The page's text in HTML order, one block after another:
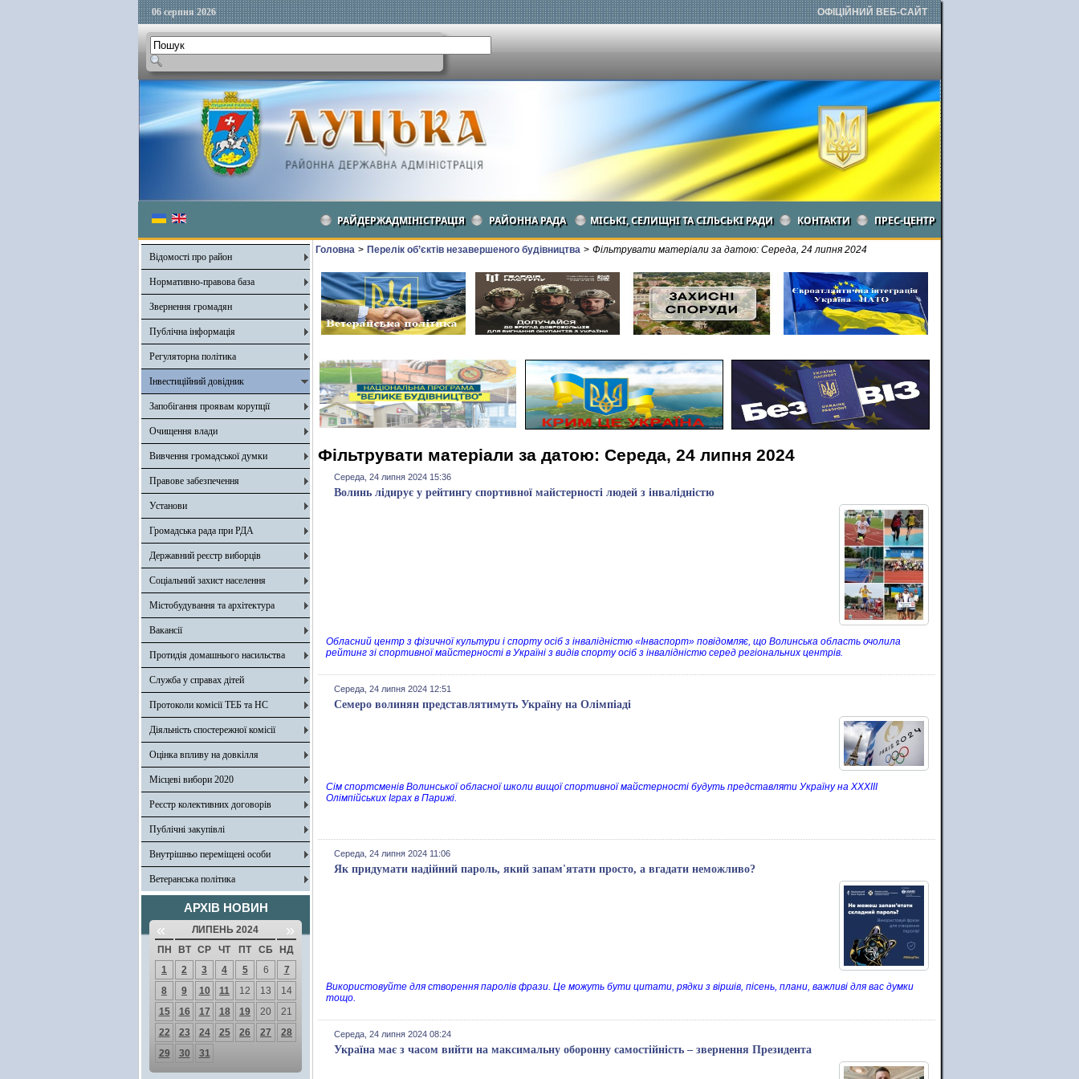
06 серпня 2026 ОФІЦІЙНИЙ ВЕБ-САЙТ
РАЙДЕРЖАДМІНІСТРАЦІЯ РАЙОННА РАДА МІСЬКІ, СЕЛИЩНІ ТА СІЛЬСЬКІ РАДИ КОНТАКТИ ПРЕС-ЦЕНТР
Відомості про район
Нормативно-правова база
Звернення громадян
Публічна інформація
Регуляторна політика
Інвестиційний довідник
Запобігання проявам корупції
Очищення влади
Вивчення громадської думки
Правове забезпечення
Установи
Громадська рада при РДА
Державний реєстр виборців
Соціальний захист населення
Містобудування та архітектура
Вакансії
Протидія домашнього насильства
Служба у справах дітей
Протоколи комісії ТЕБ та НС
Діяльність спостережної комісії
Оцінка впливу на довкілля
Місцеві вибори 2020
Реєстр колективних договорів
Публічні закупівлі
Внутрішньо переміщені особи
Ветеранська політика
АРХІВ НОВИН
« ЛИПЕНЬ 2024 »
ПН ВТ СР ЧТ ПТ СБ
НД
1
2 3 4 5 6
7
8
9 10 11 12 13
14
15
16 17 18 19 20
21
22
23 24 25 26 27
28
29
30 31
Головна > Перелік об’єктів незавершеного будівництва > Фільтрувати матеріали за датою: Середа, 24 липня 2024
Фільтрувати матеріали за датою: Середа, 24 липня 2024
Середа, 24 липня 2024 15:36
Волинь лідирує у рейтингу спортивної майстерності людей з інвалідністю
Обласний центр з фізичної культури і спорту осіб з інвалідністю «Інваспорт» повідомляє, що Волинська область очолила
рейтинг зі спортивної майстерності в Україні з видів спорту осіб з інвалідністю серед регіональних центрів.
Середа, 24 липня 2024 12:51
Семеро волинян представлятимуть Україну на Олімпіаді
Сім спортсменів Волинської обласної школи вищої спортивної майстерності будуть представляти Україну на XXXIII
Олімпійських Іграх в Парижі.
Середа, 24 липня 2024 11:06
Як придумати надійний пароль, який запам'ятати просто, а вгадати неможливо?
Використовуйте для створення паролів фрази. Це можуть бути цитати, рядки з віршів, пісень, плани, важливі для вас думки
тощо.
Середа, 24 липня 2024 08:24
Україна має з часом вийти на максимальну оборонну самостійність – звернення Президента